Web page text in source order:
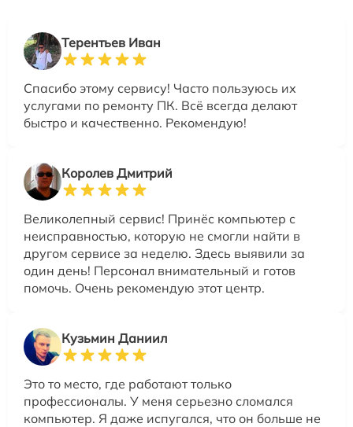
Терентьев Иван
Спасибо этому сервису! Часто пользуюсь их
услугами по ремонту ПК. Всё всегда делают
быстро и качественно. Рекомендую!
Королев Дмитрий
Великолепный сервис! Принёс компьютер с
неисправностью, которую не смогли найти в
другом сервисе за неделю. Здесь выявили за
один день! Персонал внимательный и готов
помочь. Очень рекомендую этот центр.
Кузьмин Даниил
Это то место, где работают только
профессионалы. У меня серьезно сломался
компьютер. Я даже испугался, что он больше не